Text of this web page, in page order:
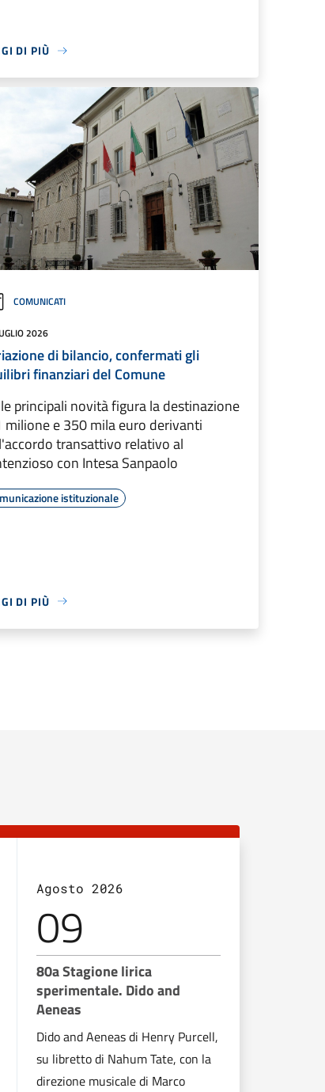
DI PIÙ
COMUNICATI
2026
di bilancio, confermati gli
finanziari del Comune
principali novità figura la destinazione
milione e 350 mila euro derivanti
transattivo relativo al
con Intesa Sanpaolo
istituzionale
DI PIÙ
Agosto 2026
09
80a Stagione lirica
sperimentale. Dido and
Aeneas
Dido and Aeneas di Henry Purcell,
su libretto di Nahum Tate, con la
direzione musicale di Marco